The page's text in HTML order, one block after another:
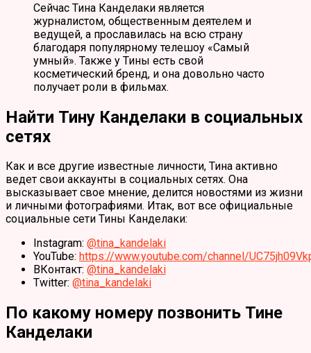
Сейчас Тина Канделаки является
журналистом, общественным деятелем и
ведущей, а прославилась на всю страну
благодаря популярному телешоу «Самый
умный». Также у Тины есть свой
косметический бренд, и она довольно часто
получает роли в фильмах.
Найти Тину Канделаки в социальных
сетях
Как и все другие известные личности, Тина активно
ведет свои аккаунты в социальных сетях. Она
высказывает свое мнение, делится новостями из жизни
и личными фотографиями. Итак, вот все официальные
социальные сети Тины Канделаки:
Instagram: @tina_kandelaki
YouTube: https://www.youtube.com/channel/
ВКонтакт: @tina_kandelaki
Twitter: @tina_kandelaki
По какому номеру позвонить Тине
Канделаки